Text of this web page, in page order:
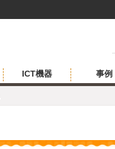
ICT機器 事例